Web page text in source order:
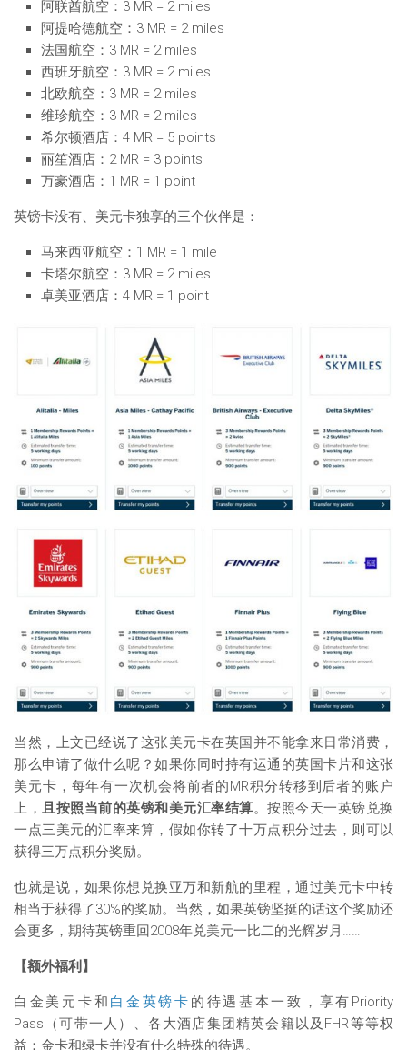
阿联酋航空：3 MR = 2 miles
阿提哈德航空：3 MR = 2 miles
法国航空：3 MR = 2 miles
西班牙航空：3 MR = 2 miles
北欧航空：3 MR = 2 miles
维珍航空：3 MR = 2 miles
希尔顿酒店：4 MR = 5 points
丽笙酒店：2 MR = 3 points
万豪酒店：1 MR = 1 point
英镑卡没有、美元卡独享的三个伙伴是：
马来西亚航空：1 MR = 1 mile
卡塔尔航空：3 MR = 2 miles
卓美亚酒店：4 MR = 1 point
当然，上文已经说了这张美元卡在英国并不能拿来日常消费，
那么申请了做什么呢？如果你同时持有运通的英国卡片和这张
美元卡，每年有一次机会将前者的MR积分转移到后者的账户
上， 且按照当前的英镑和美元汇率结算。按照今天一英镑兑换
一点三美元的汇率来算，假如你转了十万点积分过去，则可以
获得三万点积分奖励。
也就是说，如果你想兑换亚万和新航的里程，通过美元卡中转
相当于获得了30%的奖励。当然，如果英镑坚挺的话这个奖励还
会更多，期待英镑重回2008年兑美元一比二的光辉岁月……
【额外福利】
白金美元卡和 白金英镑卡 的待遇基本一致，享有Priority
Pass（可带一人）、各大酒店集团精英会籍以及FHR等等权
益；金卡和绿卡并没有什么特殊的待遇。